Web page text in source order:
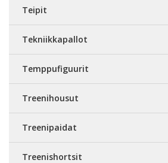
Teipit
Tekniikkapallot
Temppufiguurit
Treenihousut
Treenipaidat
Treenishortsit